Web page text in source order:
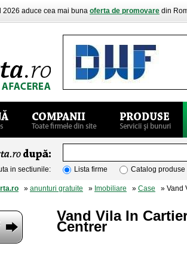
2026 aduce cea mai buna oferta de promovare din
in sectiunile: Lista firme Catalog produse
» anunturi gratuite » Imobiliare » Case » Vand
Vand Vila In
Centrer